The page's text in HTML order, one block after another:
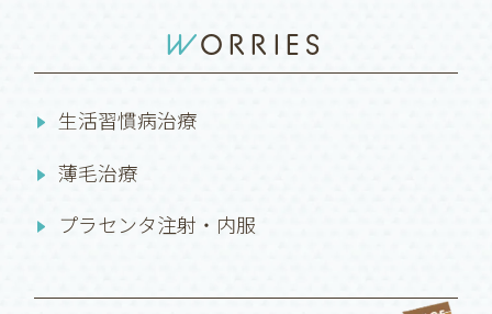
WORRIES
生活習慣病治療
薄毛治療
プラセンタ注射・内服